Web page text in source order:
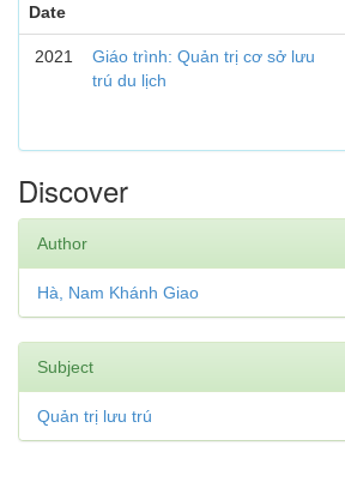
Date
2021
Giáo trình: Quản trị cơ sở lưu
trú du lịch
Discover
Author
Hà, Nam Khánh Giao
Subject
Quản trị lưu trú